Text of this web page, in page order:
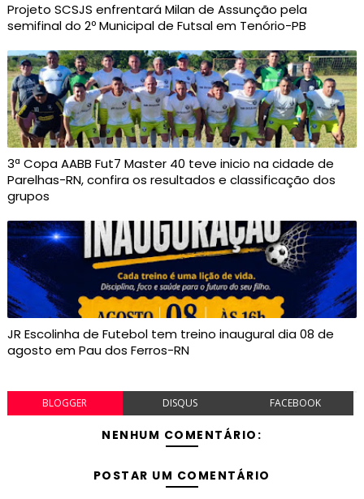
Projeto SCSJS enfrentará Milan de Assunção pela
semifinal do 2º Municipal de Futsal em Tenório-PB
3ª Copa AABB Fut7 Master 40 teve inicio na cidade de
Parelhas-RN, confira os resultados e classificação dos
grupos
JR Escolinha de Futebol tem treino inaugural dia 08 de
agosto em Pau dos Ferros-RN
BLOGGER DISQUS FACEBOOK
NENHUM COMENTÁRIO:
POSTAR UM COMENTÁRIO